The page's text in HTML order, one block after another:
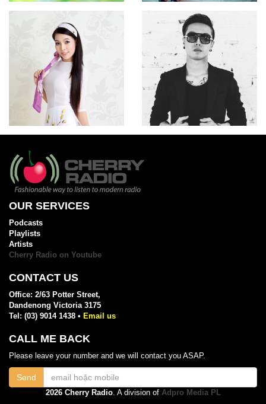
OUR SERVICES
Podcasts
Playlists
Artists
Cherry Radio on Youtube
CONTACT US
Office: 2/63 Potter Street,
Dandenong Victoria 3175
Tel: (03) 9014 1438 • Email us
CALL ME BACK
Please leave your number and we will contact you ASAP.
Send
2026 Cherry Radio. A division of Adpro Media PL